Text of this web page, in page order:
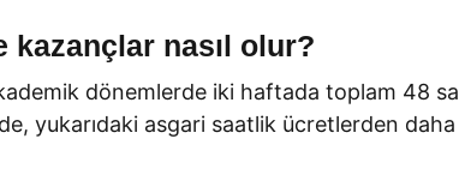
kazançlar nasıl olur?
dönemlerde iki haftada toplam 48
yukarıdaki asgari saatlik ücretlerden daha